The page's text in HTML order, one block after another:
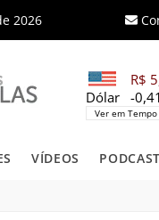
2026
R$
-
Dólar
Ver em Tempo
VÍDEOS